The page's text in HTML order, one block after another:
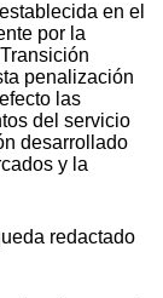
en el
por la
penalización
las
del servicio
desarrollado
y la
redactado